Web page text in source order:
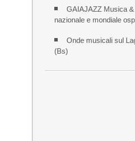
GAIAJAZZ Musica
nazionale e mondiale
Onde musicali sul
(Bs)